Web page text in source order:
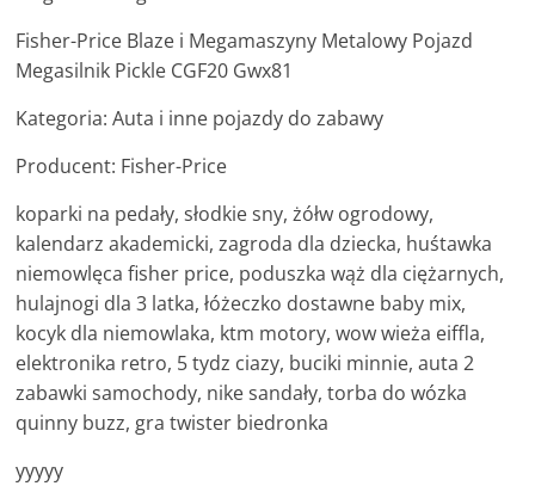
Fisher-Price Blaze i Megamaszyny Metalowy Pojazd
Megasilnik Pickle CGF20 Gwx81
Kategoria: Auta i inne pojazdy do zabawy
Producent: Fisher-Price
koparki na pedały, słodkie sny, żółw ogrodowy,
kalendarz akademicki, zagroda dla dziecka, huśtawka
niemowlęca fisher price, poduszka wąż dla ciężarnych,
hulajnogi dla 3 latka, łóżeczko dostawne baby mix,
kocyk dla niemowlaka, ktm motory, wow wieża eiffla,
elektronika retro, 5 tydz ciazy, buciki minnie, auta 2
zabawki samochody, nike sandały, torba do wózka
quinny buzz, gra twister biedronka
yyyyy